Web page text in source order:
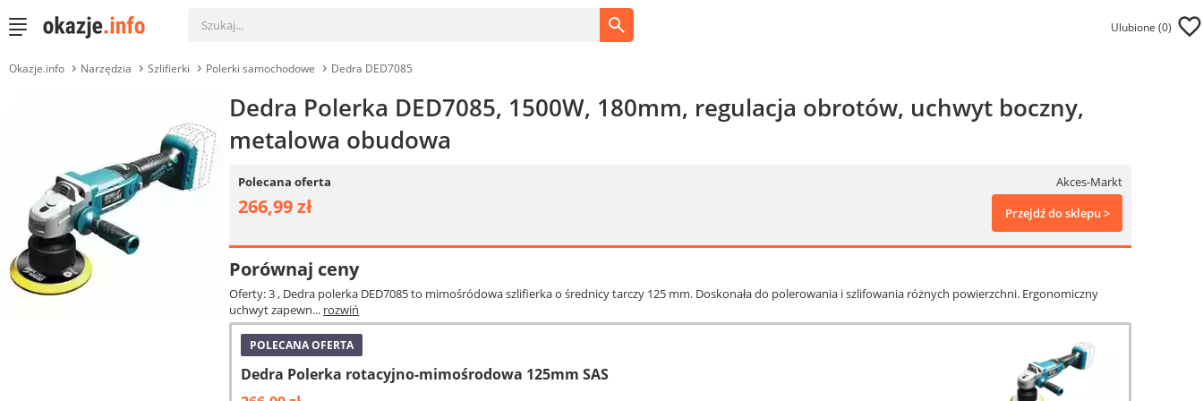
Ulubione (0)
Okazje.info Narzędzia Szlifierki Polerki samochodowe Dedra DED7085
Dedra Polerka DED7085, 1500W, 180mm, regulacja obrotów, uchwyt boczny,
metalowa obudowa
Polecana oferta Akces-Markt
266,99 zł Przejdź do sklepu >
Porównaj ceny
Oferty: 3, Dedra polerka DED7085 to mimośródowa szlifierka o średnicy tarczy 125 mm. Doskonała do polerowania i szlifowania różnych powierzchni. Ergonomiczny
uchwyt zapewn... rozwiń
POLECANA OFERTA
Dedra Polerka rotacyjno-mimośrodowa 125mm SAS